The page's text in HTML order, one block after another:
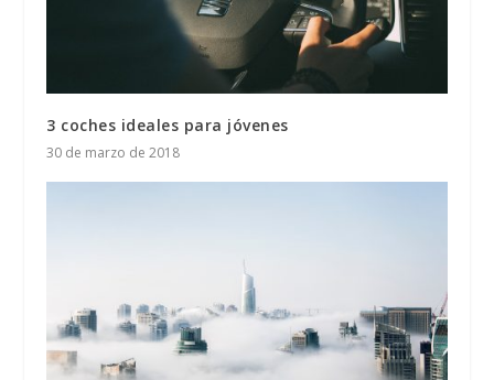
3 coches ideales para jóvenes
30 de marzo de 2018